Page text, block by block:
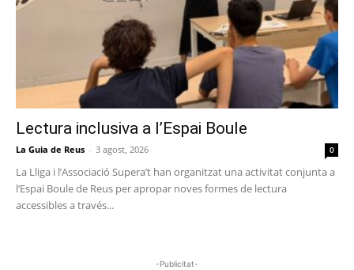
Lectura inclusiva a l’Espai Boule
La Guia de Reus - 3 agost, 2026 0
La Lliga i l’Associació Supera’t han organitzat una activitat conjunta a
l’Espai Boule de Reus per apropar noves formes de lectura
accessibles a través...
-Publicitat-